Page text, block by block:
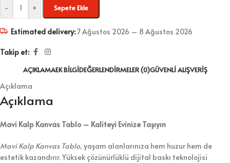
- + Sepete Ekle
Estimated delivery:7 Ağustos 2026 – 8 Ağustos 2026
Takip et:
AÇIKLAMAEK BILGIDEĞERLENDIRMELER (0)GÜVENLI ALIŞVERIŞ
Açıklama
Açıklama
Mavi Kalp Kanvas Tablo – Kaliteyi Evinize Taşıyın
Mavi Kalp Kanvas Tablo, yaşam alanlarınıza hem huzur hem de
estetik kazandırır. Yüksek çözünürlüklü dijital baskı teknolojisi